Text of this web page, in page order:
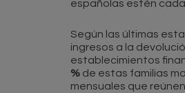
españolas estén
Según las últimas
ingresos a la
establecimientos
% de estas familias
mensuales que